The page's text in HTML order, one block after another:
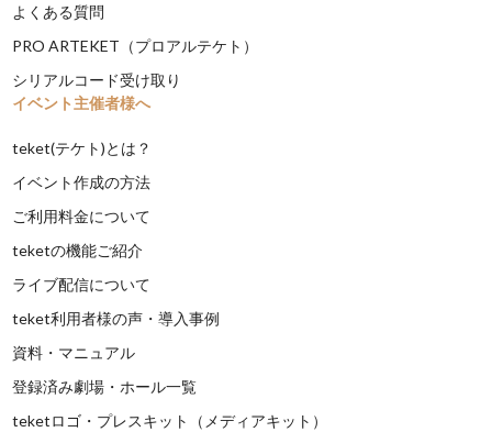
よくある質問
PRO ARTEKET（プロアルテケト）
シリアルコード受け取り
イベント主催者様へ
teket(テケト)とは？
イベント作成の方法
ご利用料金について
teketの機能ご紹介
ライブ配信について
teket利用者様の声・導入事例
資料・マニュアル
登録済み劇場・ホール一覧
teketロゴ・プレスキット（メディアキット）